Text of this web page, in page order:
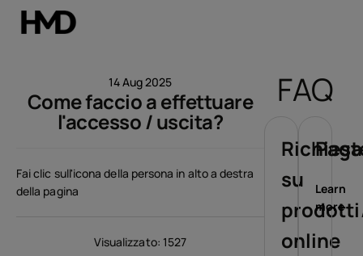
Smartphones
Accessori
Offerte
14 Aug 2025
Come faccio a effettuare
l'accesso / uscita?
Fai clic sull'icona della persona in alto a destra
della pagina
Visualizzato: 1527
FAQ
su
online
Learn
more